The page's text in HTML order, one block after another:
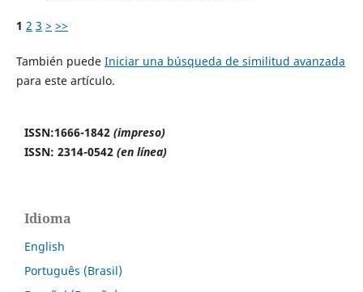
1 2 3 > >>
También puede Iniciar una búsqueda de similitud avanzada
para este artículo.
ISSN:1666-1842 (impreso)
ISSN: 2314-0542 (en línea)
Idioma
English
Português (Brasil)